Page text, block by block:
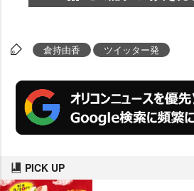
倉持由香 ツイッター発
PICK UP